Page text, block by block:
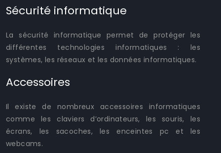
Sécurité informatique
La sécurité informatique permet de protéger les
différentes technologies informatiques : les
systèmes, les réseaux et les données informatiques.
Accessoires
Il existe de nombreux accessoires informatiques
comme les claviers d’ordinateurs, les souris, les
écrans, les sacoches, les enceintes pc et les
webcams.